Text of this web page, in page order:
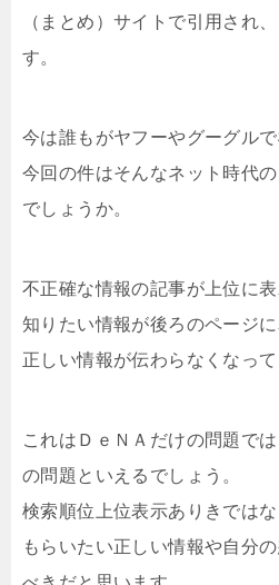
（まとめ）サイトで引用され
す。
今は誰もがヤフーやグーグル
今回の件はそんなネット時代
でしょうか。
不正確な情報の記事が上位に
知りたい情報が後ろのページ
正しい情報が伝わらなくなって
これはＤｅＮＡだけの問題で
の問題といえるでしょう。
検索順位上位表示ありきでは
もらいたい正しい情報や自分